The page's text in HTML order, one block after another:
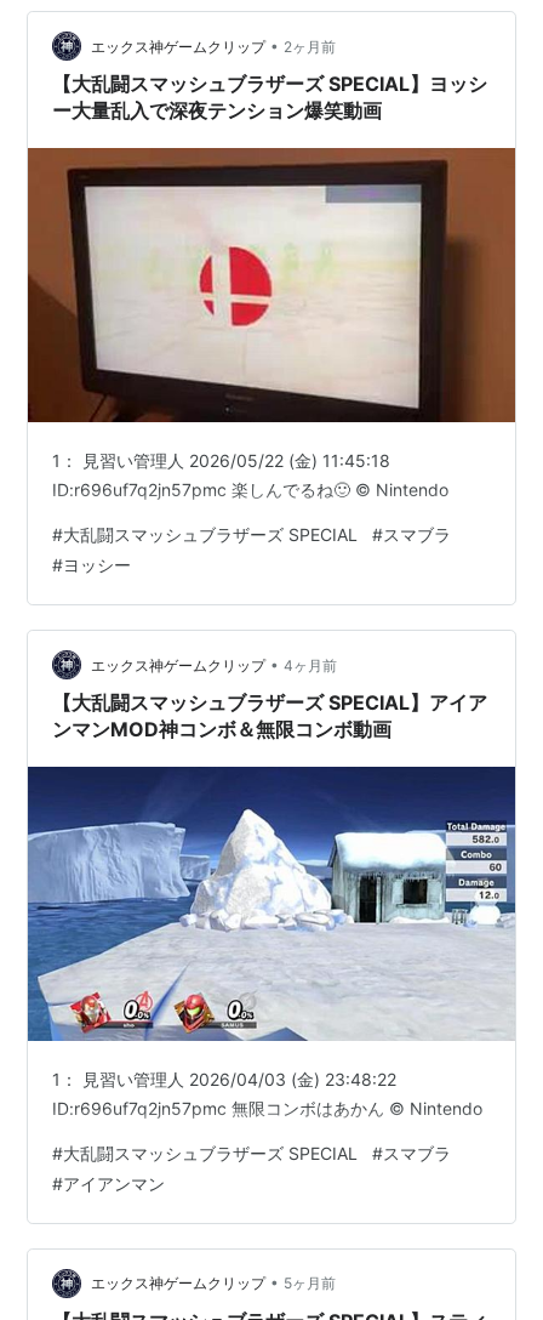
エックス神ゲームクリップ • 2ヶ月前
【大乱闘スマッシュブラザーズ SPECIAL】ヨッシ
ー大量乱入で深夜テンション爆笑動画
1： 見習い管理人 2026/05/22 (金) 11:45:18
ID:r696uf7q2jn57pmc 楽しんでるね🙂 © Nintendo
#大乱闘スマッシュブラザーズ SPECIAL #スマブラ
#ヨッシー
エックス神ゲームクリップ • 4ヶ月前
【大乱闘スマッシュブラザーズ SPECIAL】アイア
ンマンMOD神コンボ＆無限コンボ動画
1： 見習い管理人 2026/04/03 (金) 23:48:22
ID:r696uf7q2jn57pmc 無限コンボはあかん © Nintendo
#大乱闘スマッシュブラザーズ SPECIAL #スマブラ
#アイアンマン
エックス神ゲームクリップ • 5ヶ月前